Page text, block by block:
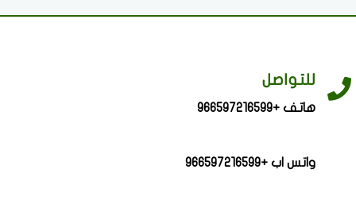
للتواصل
هاتف +966597216599
واتس اب +966597216599